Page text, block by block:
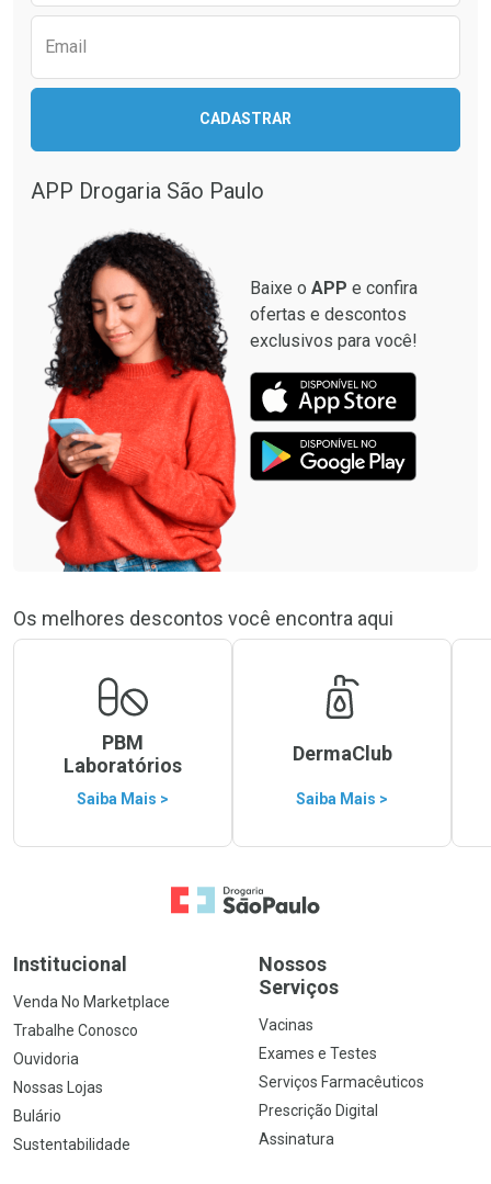
Email
CADASTRAR
APP Drogaria São Paulo
Baixe o APP e confira
ofertas e descontos
exclusivos para você!
Os melhores descontos você encontra aqui
PBM
Laboratórios
Saiba Mais >
DermaClub
Saiba Mais >
Ir para a Home
Institucional
Venda No Marketplace
Trabalhe Conosco
Ouvidoria
Nossas Lojas
Bulário
Sustentabilidade
Nossos
Serviços
Vacinas
Exames e Testes
Serviços Farmacêuticos
Prescrição Digital
Assinatura